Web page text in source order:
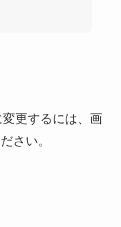
更するには、画
さい。